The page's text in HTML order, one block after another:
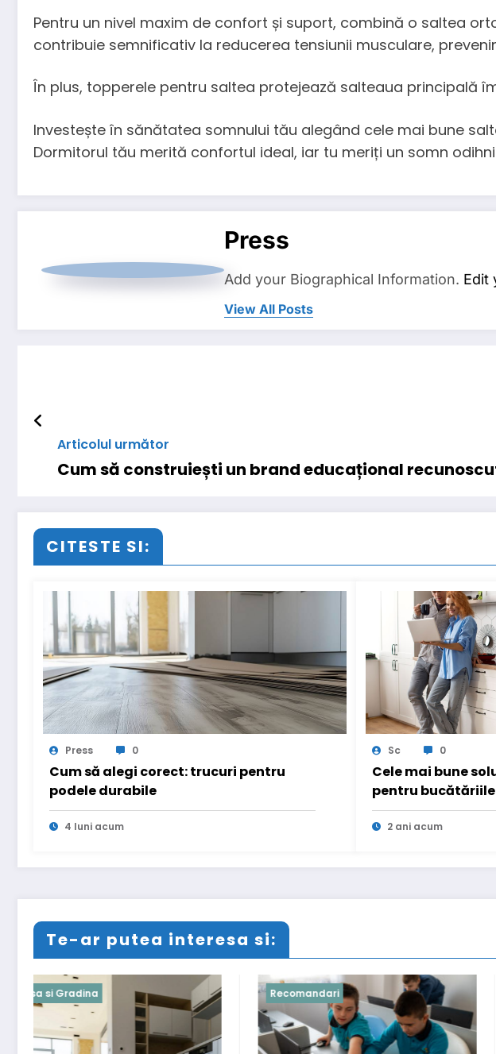
Pentru un nivel maxim de confort și suport, combină o saltea
contribuie semnificativ la reducerea tensiunii musculare,
În plus, topperele pentru saltea protejează salteaua principală
Investește în sănătatea somnului tău alegând cele mai bune
Dormitorul tău merită confortul ideal, iar tu meriți un somn
Press
Add your Biographical Information. Edit
View All Posts
Articolul următor
Cum să construiești un brand educațional
CITESTE SI:
Press 0
Cum să alegi corect: trucuri pentru
podele durabile
4 luni acum
Sc 0
Cele mai bune
pentru
incorporabile
2 ani acum
Te-ar putea interesa si:
Recomandari Recomandari